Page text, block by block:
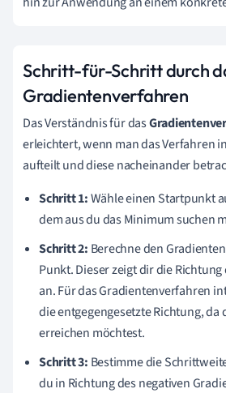
Schritt-für-Schritt durch
Gradientenverfahren
Das Verständnis für das
erleichtert, wenn man das Verfahren
aufteilt und diese nacheinander
Schritt 1:Wähle einen Startpunkt
dem aus du das Minimum suchen
Schritt 2: Berechne den
Punkt. Dieser zeigt dir die
an. Für das Gradientenverfahren
die entgegengesetzte Richtung, da
erreichen möchtest.
Schritt 3: Bestimme die
du in Richtung des negativen